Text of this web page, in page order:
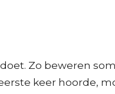
Zo beweren
keer hoorde,